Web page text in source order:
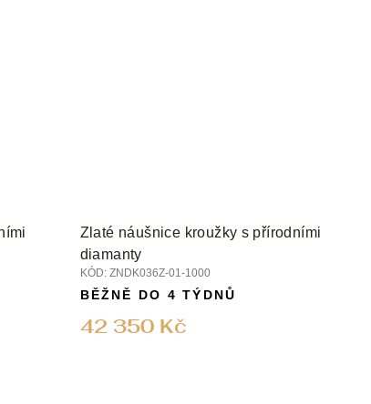
Zlaté náušnice kroužky s přírodními
diamanty
KÓD: ZNDK036Z-01-1000
42 350 Kč
BĚŽNĚ DO 4 TÝDNŮ